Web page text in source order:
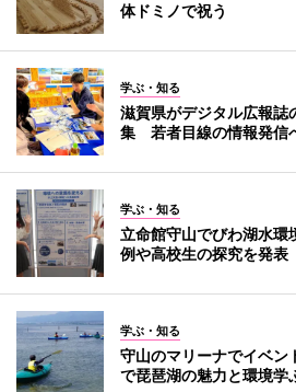
体ドミノで祝う
学ぶ・知る
滋賀県がデジタル広報
集 若者目線の情報発信
学ぶ・知る
立命館守山でびわ湖水
例や高校生の探究を発表
学ぶ・知る
守山のマリーナでイベ
で琵琶湖の魅力と環境学